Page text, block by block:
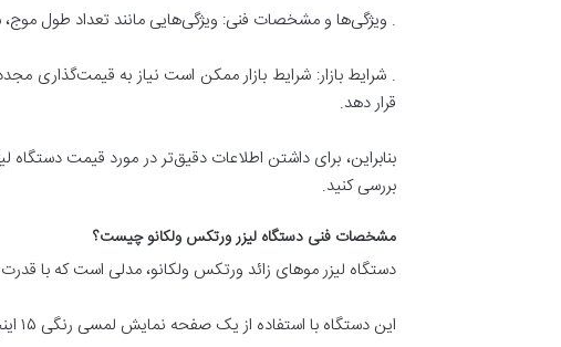
. ویژگی‌ها و مشخصات فنی: ویژگی‌هایی مانند تعداد طول موج،
. شرایط بازار: شرایط بازار ممکن است نیاز به قیمت‌گذاری
قرار دهد.
بنابراین، برای داشتن اطلاعات دقیق‌تر در مورد قیمت
بررسی کنید.
مشخصات فنی دستگاه لیزر ورتکس ولکانو چیست؟
دستگاه لیزر موهای زائد ورتکس ولکانو، مدلی است که با قدرت خروجی ۲۰۰۰ وات، از تکنولوژی پیشرفته
این دستگاه با استفاده از یک صفحه نمایش لمسی رنگی ۱۵ اینچی، کنترل و نمایش تمامی تنظیمات و عملکردهای مربوطه را فراهم می‌کند.